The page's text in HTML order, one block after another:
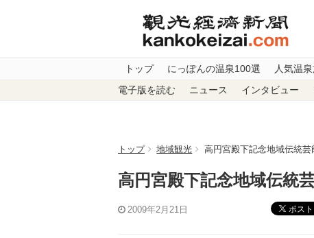
トップ にっぽんの温泉100選 人気温
電子版を読む ニュース インタビュー
トップ 地域観光 高円宮殿下記念地域伝統
高円宮殿下記念地域伝統
2009年2月21日 ポスト